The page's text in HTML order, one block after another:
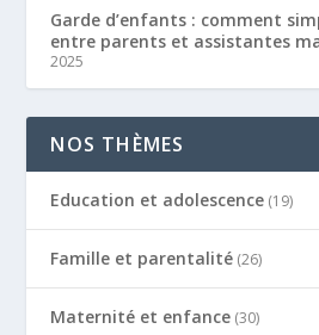
Garde d’enfants : comment
entre parents et assistantes
2025
NOS THÈMES
Education et adolescence (19)
Famille et parentalité (26)
Maternité et enfance (30)